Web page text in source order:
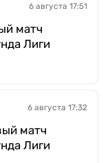
6 августа 17:51
матч
Лиги
6 августа 17:32
матч
Лиги